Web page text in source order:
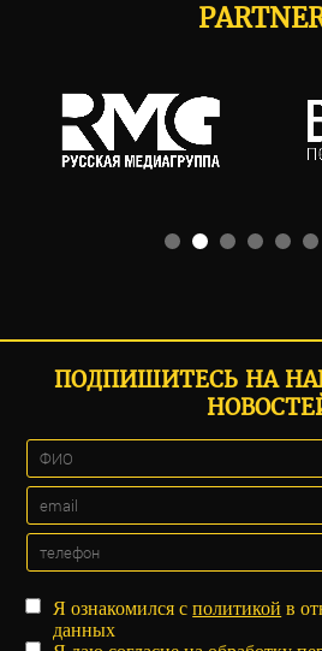
ПОДПИШИТЕСЬ НА
Я ознакомился сполитикой в
данных